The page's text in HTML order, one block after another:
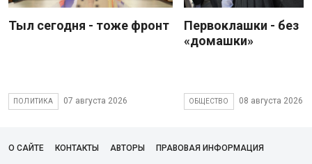
Тыл сегодня - тоже фронт
ПОЛИТИКА 07 августа 2026
Первоклашки - без
«домашки»
ОБЩЕСТВО 08 августа 2026
О САЙТЕ КОНТАКТЫ АВТОРЫ ПРАВОВАЯ ИНФОРМАЦИЯ